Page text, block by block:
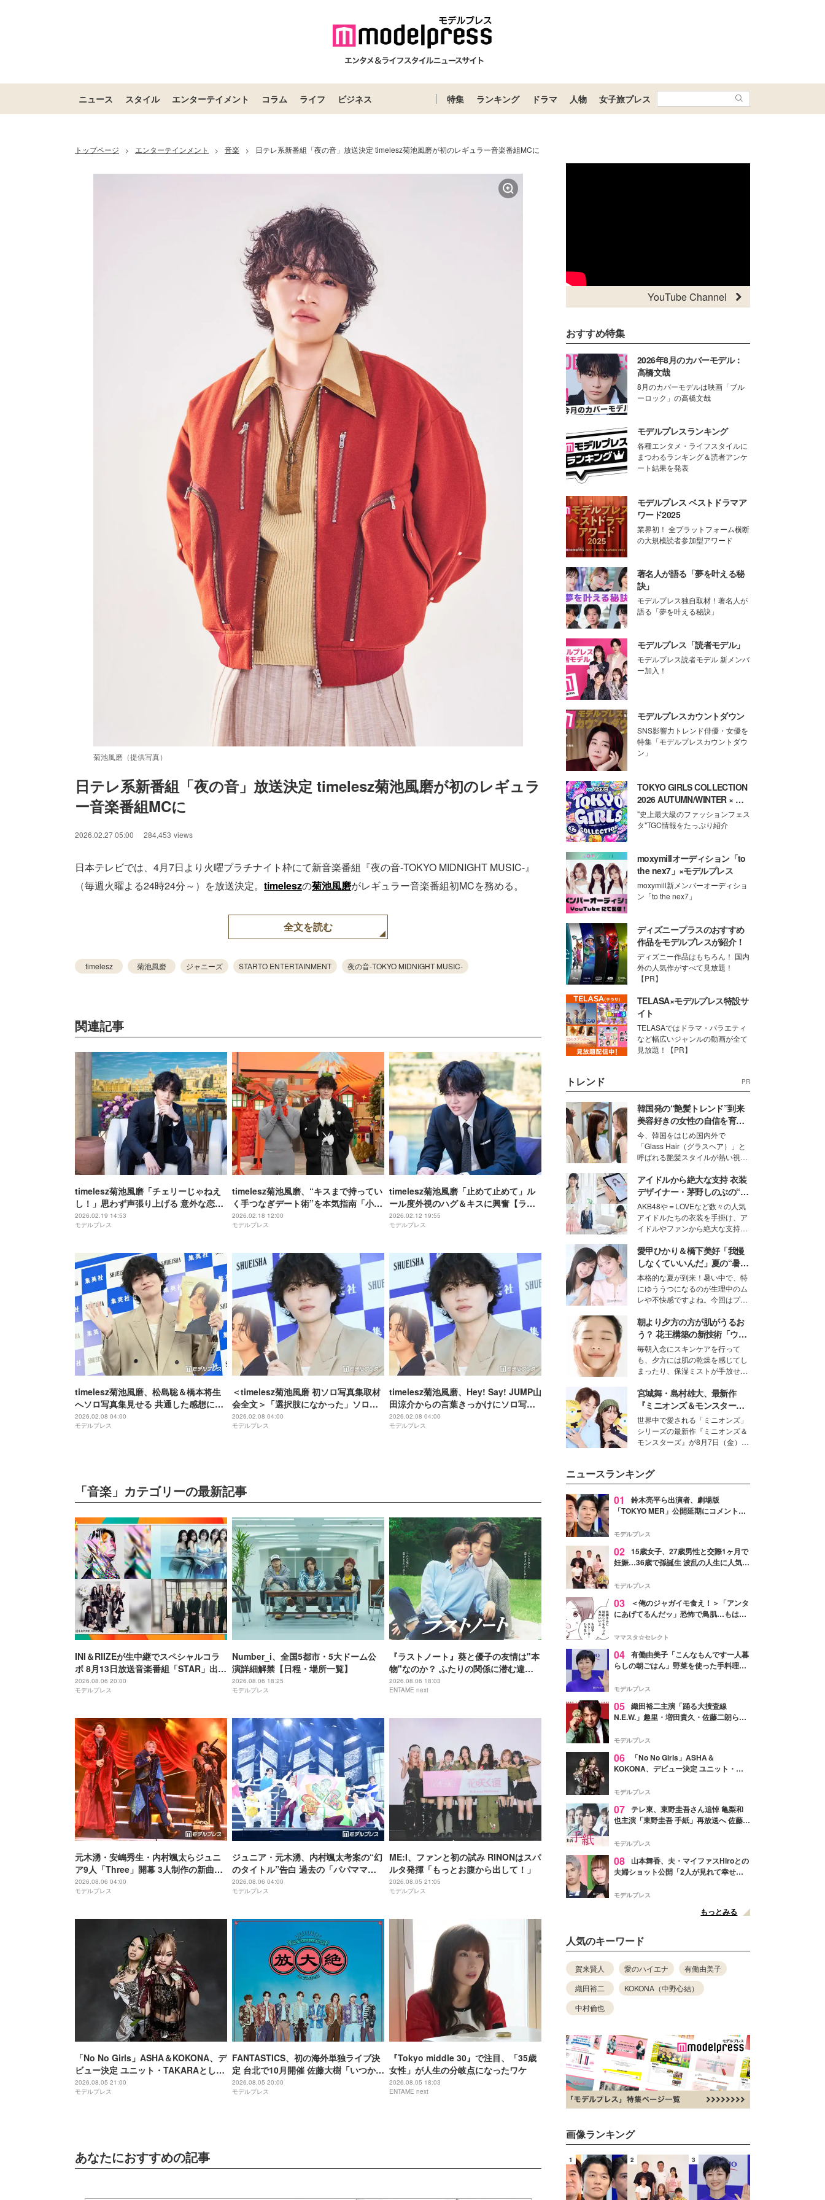
ニュース スタイル エンターテイメント コラム ライフ ビジネス 特集 ランキング ドラマ 人物 女子旅プレス
トップページ > エンターテインメント > 音楽 > 日テレ系新番組「夜の音」放送決定 timelesz菊池風磨が初のレギュラー音楽番組MCに
菊池風磨（提供写真）
日テレ系新番組「夜の音」放送決定 timelesz菊池風磨が初のレギュラ
ー音楽番組MCに
2026.02.27 05:00 284,453 views
日本テレビでは、4月7日より火曜プラチナイト枠にて新音楽番組『夜の音-TOKYO MIDNIGHT MUSIC-』
（毎週火曜よる24時24分～）を放送決定。 timeleszの菊池風磨がレギュラー音楽番組初MCを務める。
全文を読む
timelesz 菊池風磨 ジャニーズ STARTO ENTERTAINMENT 夜の音-TOKYO MIDNIGHT MUSIC-
関連記事
timelesz菊池風磨「チェリーじゃねえ
し！」思わず声張り上げる 意外な恋愛
の価値観明かす【ラブパワーキングダ
ム2】
2026.02.19 14:53
モデルプレス
timelesz菊池風磨、“キスまで持ってい
く手つなぎデート術”を本気指南「小峠
地蔵とお狐風磨」4週連続で放送決定
2026.02.18 12:00
モデルプレス
timelesz菊池風磨「止めて止めて」ル
ール度外視のハグ＆キスに興奮【ラブ
パワーキングダム2】
2026.02.12 19:55
モデルプレス
timelesz菊池風磨、松島聡＆橋本将生
へソロ写真集見せる 共通した感想に複
雑な表情「2人ともしきりに言うもんで
すから」【Latido】
2026.02.08 04:00
モデルプレス
＜timelesz菊池風磨 初ソロ写真集取材
会全文＞「選択肢になかった」ソロ写
真集を30歳で出した理由 10年以内の野
望は“5大ドーム”【Latido】
2026.02.08 04:00
モデルプレス
timelesz菊池風磨、Hey! Say! JUMP山
田涼介からの言葉きっかけにソロ写真
集決意「カッコつけてんなって言われ
るような気がします」【Latido】
2026.02.08 04:00
モデルプレス
「音楽」カテゴリーの最新記事
INI＆RIIZEが生中継でスペシャルコラ
ボ 8月13日放送音楽番組「STAR」出演
アーティスト発表
2026.08.06 20:00
モデルプレス
Number_i、全国5都市・5大ドーム公
演詳細解禁【日程・場所一覧】
2026.08.06 18:25
モデルプレス
『ラストノート』葵と優子の友情は"本
物"なのか？ ふたりの関係に潜む違和
感の正体
2026.08.06 18:03
ENTAME next
元木湧・安嶋秀生・内村颯太らジュニ
ア9人「Three」開幕 3人制作の新曲＆
手描きセットに込めた想い「もっと前
に進んで夢を掴みたい」【ゲネプロレ
2026.08.06 04:00
モデルプレス
ジュニア・元木湧、内村颯太考案の“幻
のタイトル”告白 過去の「パパママ一
番」を例に「颯太の作戦は成功」
【Three】
2026.08.06 04:00
モデルプレス
ME:I、ファンと初の試み RINONはスパ
ルタ発揮「もっとお腹から出して！」
2026.08.05 21:05
モデルプレス
「No No Girls」ASHA＆KOKONA、デ
ビュー決定 ユニット・TAKARAとして
セルフプロデュース楽曲リリースへ
2026.08.05 21:00
モデルプレス
FANTASTICS、初の海外単独ライブ決
定 台北で10月開催 佐藤大樹「いつか実
現させたいと思っていた」
2026.08.05 20:00
モデルプレス
『Tokyo middle 30』で注目、「35歳
女性」が人生の分岐点になったワケ
2026.08.05 18:03
ENTAME next
あなたにおすすめの記事
YouTube Channel
おすすめ特集
2026年8月のカバーモデル：
高橋文哉
8月のカバーモデルは映画「ブル
ーロック」の高橋文哉
モデルプレスランキング
各種エンタメ・ライフスタイルに
まつわるランキング＆読者アンケ
ート結果を発表
モデルプレス ベストドラマア
ワード2025
業界初！ 全プラットフォーム横断
の大規模読者参加型アワード
著名人が語る「夢を叶える秘
訣」
モデルプレス独自取材！著名人が
語る「夢を叶える秘訣」
モデルプレス「読者モデル」
モデルプレス読者モデル 新メンバ
ー加入！
モデルプレスカウントダウン
SNS影響力トレンド俳優・女優を
特集「モデルプレスカウントダウ
ン」
TOKYO GIRLS COLLECTION
2026 AUTUMN/WINTER × モ
デルプレス
"史上最大級のファッションフェス
タ"TGC情報をたっぷり紹介
moxymillオーディション「to
the nex7」×モデルプレス
moxymill新メンバーオーディショ
ン「to the nex7」
ディズニープラスのおすすめ
作品をモデルプレスが紹介！
ディズニー作品はもちろん！ 国内
外の人気作がすべて見放題！
【PR】
TELASA×モデルプレス特設サ
イト
TELASAではドラマ・バラエティ
など幅広いジャンルの動画が全て
見放題！【PR】
トレンド PR
韓国発の“艶髪トレンド”到来
美容好きの女性の自信を育む
「ヘアケア事情」って？
今、韓国をはじめ国内外で
「Glass Hair（グラスヘア）」と
呼ばれる艶髪スタイルが熱い視線
ションの完成度を高めるベースと
して、“髪そのものの美しさ”に改
めて注目する人が増えている様
子。今回は、そんな憧れの艶やか
な髪を日常で叶える、美容好きの
女性たちのヘアケア事情を紹介し
ます。
アイドルから絶大な支持 衣装
デザイナー・茅野しのぶの“可
愛い”を作る美学＜「シチズン
クロスシー」インタビュー＞
AKB48や＝LOVEなど数々の人気
アイドルたちの衣装を手掛け、ア
イドルやファンから絶大な支持を
取締役兼クリエイティブディレク
ター・茅野しのぶ。一人ひとりの
個性に寄り添い、魅力を引き出す
衣装作りは、多くの女性たちに勇
気と自信を与え続けている。
愛甲ひかり＆橋下美好「我慢
しなくていいんだ」夏の“暑さ
対策”の新しい選択肢とは？
本格的な夏が到来！暑い中で、特
にゆううつになるのが生理中のム
レや不快感ですよね。今回はプラ
モデル・愛甲ひかりさんと橋下美
好さんを迎えて本音で女子会トー
ク。猛暑のお出かけを快適に過ご
すヒントや、2人が感動した夏の
生理の新常識にも迫りました。
朝より夕方の方が肌がうるお
う？ 花王構築の新技術「ウォ
ーターキャプチャリングスキ
ン（捕水肌）」がスキンケア
の常識を変える予感
毎朝入念にスキンケアを行って
も、夕方には肌の乾燥を感じてし
まったり、保湿ミストが手放せな
な美容の常識を大きく変える可能
性を秘めた、革新的な「Water
Capturing Skin（ウォーターキャ
プチャリングスキン：捕水肌）」
技術を、花王が構築した。
宮城舞・島村雄大、最新作
『ミニオンズ＆モンスター
ズ』の魅力熱弁 ハチャメチャ
だけじゃない“友情と絆”に感
動
世界中で愛される「ミニオンズ」
シリーズの最新作『ミニオンズ＆
モンスターズ』が8月7日（金）に
デルの宮城舞と島村雄大の特別対
談をお届け！それぞれの視点か
ら、今作ならではの魅力や予想外
の感動をもたらす奥深いストーリ
た。
ニュースランキング
01
鈴木亮平ら出演者、劇場版
「TOKYO MER」公開延期にコメント
最大の敬意とエールを」
モデルプレス
02 15歳女子、27歳男性と交際1ヶ月で
妊娠…36歳で孫誕生 波乱の人生に人気タ
よ！」
モデルプレス
03
＜俺のジャガイモ食え！＞「アンタ
にあげてるんだッ」恐怖で鳥肌…もはや
ママスタ☆セレクト
04 有働由美子「こんなもんです一人暮
らしの朝ごはん」野菜を使った手料理公
そう」と反響
モデルプレス
05 織田裕二主演「踊る大捜査線
N.E.W.」趣里・増田貴久・佐藤二朗ら新
徴する“謎のキーワード”も
モデルプレス
06
「No No Girls」ASHA＆
KOKONA、デビュー決定 ユニット・
リリースへ
モデルプレス
07 テレ東、東野圭吾さん追悼 亀梨和
也主演「東野圭吾 手紙」再放送へ 佐藤隆
モデルプレス
08
山本舞香、夫・マイファスHiroとの
夫婦ショット公開「2人が見れて幸せ」
モデルプレス
もっとみる
人気のキーワード
賀来賢人 愛のハイエナ
有働由美子
織田裕二
KOKONA（中野心結）
中村倫也
画像ランキング
1 2 3